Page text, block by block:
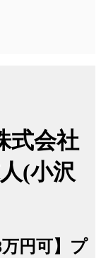
式会社
(小沢
万円可】プ